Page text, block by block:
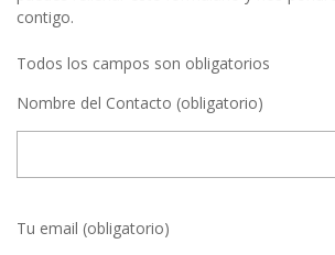
contigo.
Todos los campos son obligatorios
Nombre del Contacto (obligatorio)
Tu email (obligatorio)